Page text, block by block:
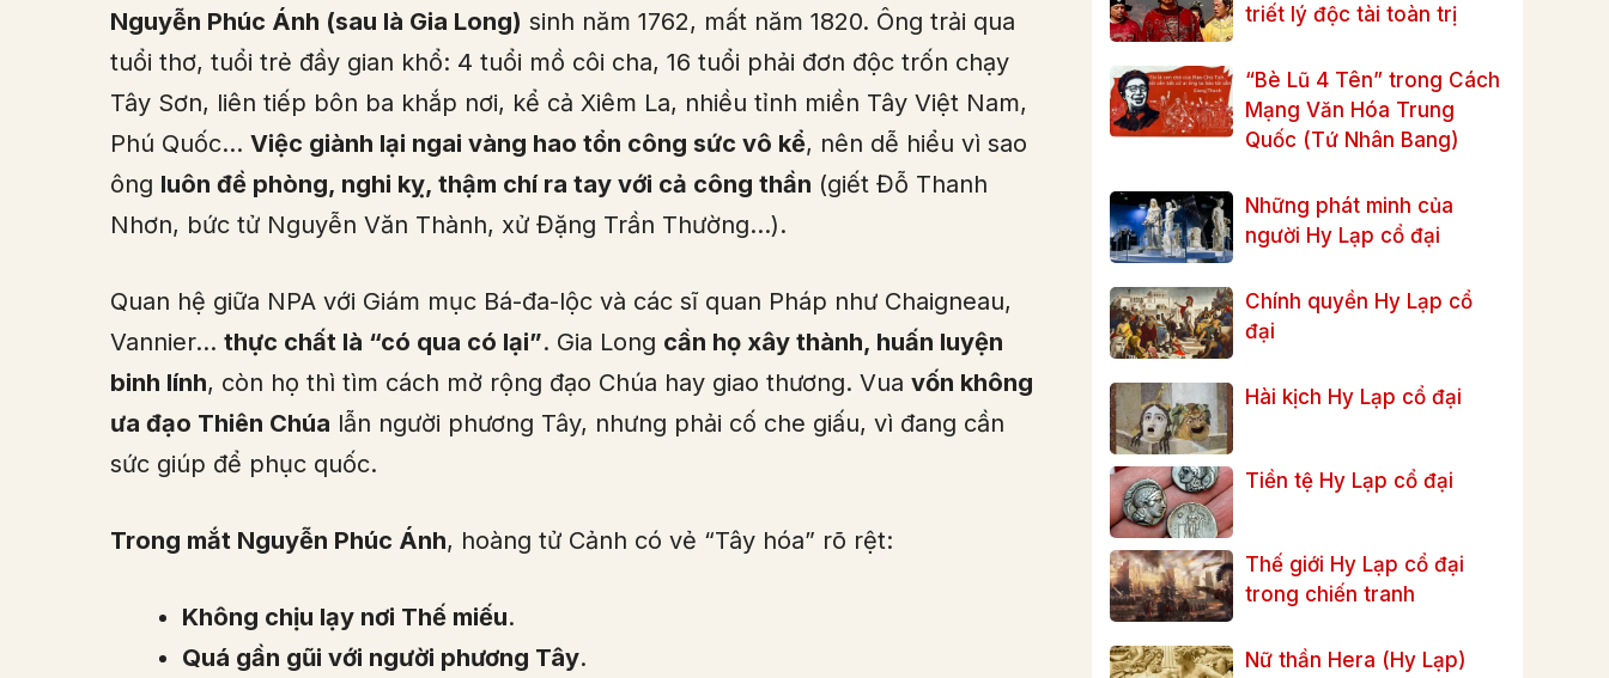
Nguyễn Phúc Ánh (sau là Gia Long) sinh năm 1762, mất năm 1820. Ông trải qua
tuổi thơ, tuổi trẻ đầy gian khổ: 4 tuổi mồ côi cha, 16 tuổi phải đơn độc trốn chạy
Tây Sơn, liên tiếp bôn ba khắp nơi, kể cả Xiêm La, nhiều tỉnh miền Tây Việt Nam,
Phú Quốc… Việc giành lại ngai vàng hao tổn công sức vô kể, nên dễ hiểu vì sao
ông luôn đề phòng, nghi kỵ, thậm chí ra tay với cả công thần (giết Đỗ Thanh
Nhơn, bức tử Nguyễn Văn Thành, xử Đặng Trần Thường…).
Quan hệ giữa NPA với Giám mục Bá-đa-lộc và các sĩ quan Pháp như Chaigneau,
Vannier… thực chất là “có qua có lại”. Gia Long cần họ xây thành, huấn luyện
binh lính, còn họ thì tìm cách mở rộng đạo Chúa hay giao thương. Vua vốn không
ưa đạo Thiên Chúa lẫn người phương Tây, nhưng phải cố che giấu, vì đang cần
sức giúp để phục quốc.
Trong mắt Nguyễn Phúc Ánh, hoàng tử Cảnh có vẻ “Tây hóa” rõ rệt:
Không chịu lạy nơi Thế miếu.
Quá gần gũi với người phương Tây.
triết lý độc tài toàn trị
“Bè Lũ 4 Tên” trong Cách
Mạng Văn Hóa Trung
Quốc (Tứ Nhân Bang)
Những phát minh của
người Hy Lạp cổ đại
Chính quyền Hy Lạp cổ
đại
Hài kịch Hy Lạp cổ đại
Tiền tệ Hy Lạp cổ đại
Thế giới Hy Lạp cổ đại
trong chiến tranh
Nữ thần Hera (Hy Lạp)